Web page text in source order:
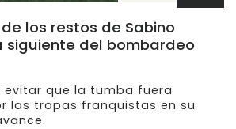
los restos de Sabino
siguiente del bombardeo
evitar que la tumba fuera
las tropas franquistas en su